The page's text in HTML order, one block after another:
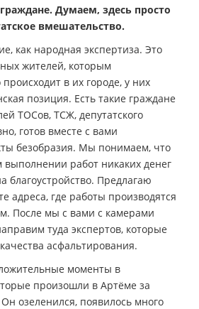
Думаем, здесь просто
вмешательство.
как народная экспертиза. Это
жителей, которым
в их городе, у них
позиция. Есть такие граждане
ТОСов, ТСЖ, депутатского
готов вместе с вами
безобразия. Мы понимаем, что
выполнении работ никаких денег
благоустройство. Предлагаю
адреса, где работы производятся
После мы с вами с камерами
туда экспертов, которые
асфальтирования.
моменты в
произошли в Артёме за
озеленился, появилось много